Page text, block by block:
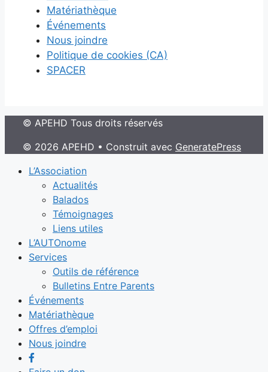
Matériathèque
Événements
Nous joindre
Politique de cookies (CA)
SPACER
© APEHD Tous droits réservés
© 2026 APEHD • Construit avec GeneratePress
L’Association
Actualités
Balados
Témoignages
Liens utiles
L’AUTOnome
Services
Outils de référence
Bulletins Entre Parents
Événements
Matériathèque
Offres d’emploi
Nous joindre